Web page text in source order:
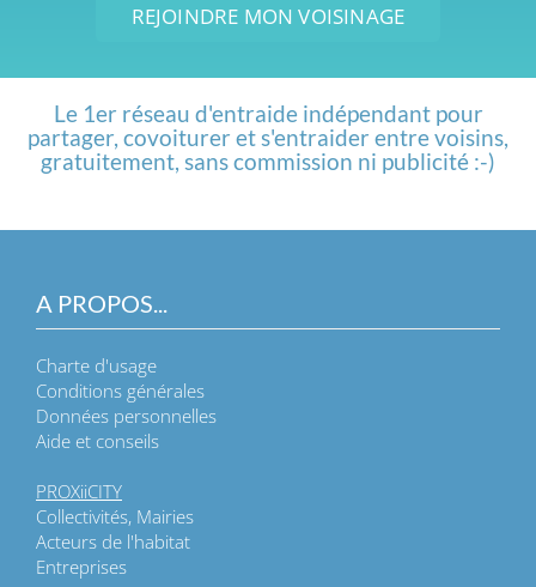
REJOINDRE MON VOISINAGE
Le 1er réseau d'entraide indépendant pour
partager, covoiturer et s'entraider entre voisins,
gratuitement, sans commission ni publicité :-)
A PROPOS...
Charte d'usage
Conditions générales
Données personnelles
Aide et conseils
PROXiiCITY
Collectivités, Mairies
Acteurs de l'habitat
Entreprises